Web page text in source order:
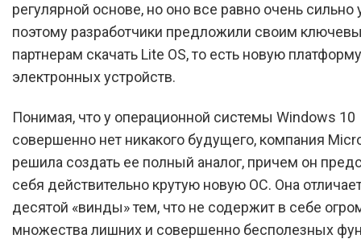
регулярной основе, но оно все равно очень сильно
поэтому разработчики предложили своим
партнерам скачать Lite OS, то есть новую
электронных устройств.
Понимая, что у операционной системы Windows 10
совершенно нет никакого будущего, компания
решила создать ее полный аналог, причем он
себя действительно крутую новую ОС. Она
десятой «винды» тем, что не содержит в себе
множества лишних и совершенно бесполезных